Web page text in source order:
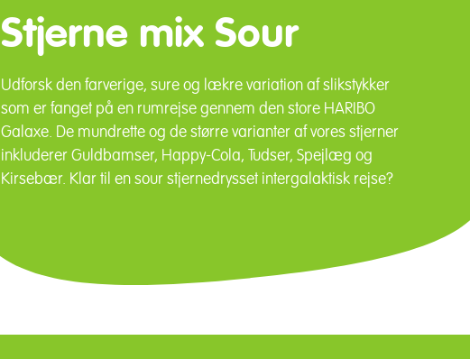
Stjerne mix Sour
Udforsk den farverige, sure og lækre variation af slikstykker
som er fanget på en rumrejse gennem den store HARIBO
Galaxe. De mundrette og de større varianter af vores stjerner
inkluderer Guldbamser, Happy-Cola, Tudser, Spejlæg og
Kirsebær. Klar til en sour stjernedrysset intergalaktisk rejse?